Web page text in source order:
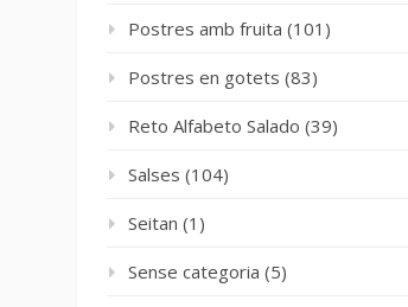
Postres amb fruita (101)
Postres en gotets (83)
Reto Alfabeto Salado (39)
Salses (104)
Seitan (1)
Sense categoria (5)